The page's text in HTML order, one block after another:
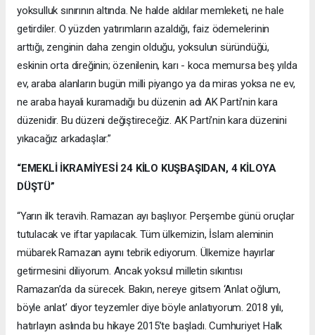
yoksulluk sınırının altında. Ne halde aldılar memleketi, ne hale
getirdiler. O yüzden yatırımların azaldığı, faiz ödemelerinin
arttığı, zenginin daha zengin olduğu, yoksulun süründüğü,
eskinin orta direğinin; özenilenin, karı - koca memursa beş yılda
ev, araba alanların bugün milli piyango ya da miras yoksa ne ev,
ne araba hayali kuramadığı bu düzenin adı AK Parti’nin kara
düzenidir. Bu düzeni değiştireceğiz. AK Parti’nin kara düzenini
yıkacağız arkadaşlar.”
“EMEKLİ İKRAMİYESİ 24 KİLO KUŞBAŞIDAN, 4 KİLOYA
DÜŞTÜ”
“Yarın ilk teravih. Ramazan ayı başlıyor. Perşembe günü oruçlar
tutulacak ve iftar yapılacak. Tüm ülkemizin, İslam aleminin
mübarek Ramazan ayını tebrik ediyorum. Ülkemize hayırlar
getirmesini diliyorum. Ancak yoksul milletin sıkıntısı
Ramazan’da da sürecek. Bakın, nereye gitsem ‘Anlat oğlum,
böyle anlat’ diyor teyzemler diye böyle anlatıyorum. 2018 yılı,
hatırlayın aslında bu hikaye 2015’te başladı. Cumhuriyet Halk